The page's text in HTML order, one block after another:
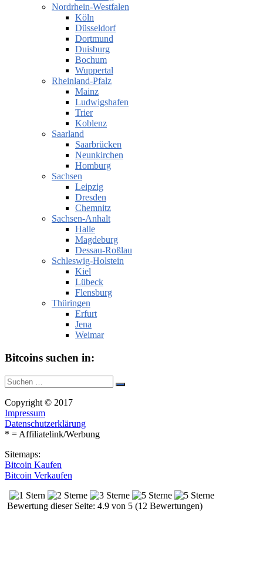
Nordrhein-Westfalen
Köln
Düsseldorf
Dortmund
Duisburg
Bochum
Wuppertal
Rheinland-Pfalz
Mainz
Ludwigshafen
Trier
Koblenz
Saarland
Saarbrücken
Neunkirchen
Homburg
Sachsen
Leipzig
Dresden
Chemnitz
Sachsen-Anhalt
Halle
Magdeburg
Dessau-Roßlau
Schleswig-Holstein
Kiel
Lübeck
Flensburg
Thüringen
Erfurt
Jena
Weimar
Bitcoins suchen in:
Suche
nach:
Suchen
Copyright © 2017
Impressum
Datenschutzerklärung
* = Affiliatelink/Werbung
Sitemaps:
Bitcoin Kaufen
Bitcoin Verkaufen
Bewertung dieser Seite: 4.9 von 5 (12 Bewertungen)